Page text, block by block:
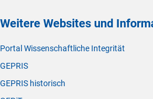
Weitere Websites und
Portal Wissenschaftliche Integrität
GEPRIS
GEPRIS historisch